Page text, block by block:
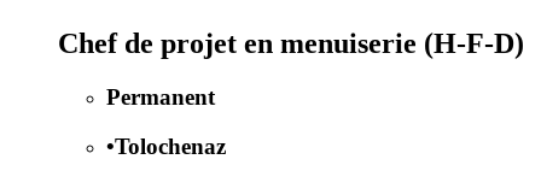
Chef de projet en menuiserie (H-F-D)
Permanent
•Tolochenaz